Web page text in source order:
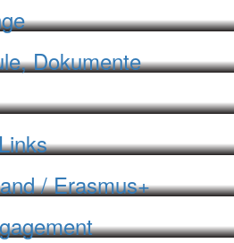
Dokumente
/ Erasmus+